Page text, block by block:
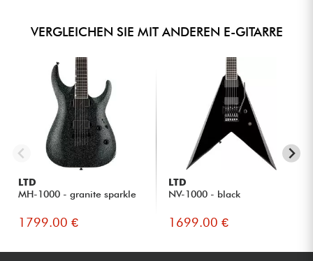
VERGLEICHEN SIE MIT ANDEREN E-GITARRE
LTD
MH-1000 - granite sparkle
1799.00 €
LTD
NV-1000 - black
1699.00 €